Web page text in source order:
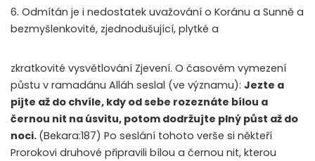
6. Odmítán je i nedostatek uvažování o Koránu a Sunně a
bezmyšlenkovité, zjednodušující, plytké a
zkratkovité vysvětlování Zjevení. O časovém vymezení
půstu v ramadánu Alláh seslal (ve významu): Jezte a
pijte až do chvíle, kdy od sebe rozeznáte bílou a
černou nit na úsvitu, potom dodržujte plný půst až do
noci. (Bekara:187) Po seslání tohoto verše si někteří
Prorokovi druhové připravili bílou a černou nit, kterou